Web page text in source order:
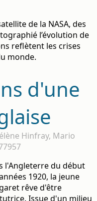
de la NASA, des
l’évolution de
reflètent les crises
monde.
d'une
Hinfray, Mario
l'Angleterre du début
1920, la jeune
rêve d'être
Issue d'un milieu